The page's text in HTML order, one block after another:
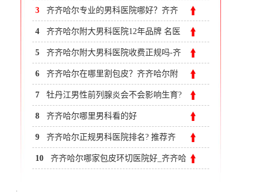
3 齐齐哈尔专业的男科医院哪好？齐齐
哈尔附大男科医院
4 齐齐哈尔附大男科医院12年品牌 名医
汇聚专注男科病诊疗
5 齐齐哈尔附大男科医院收费正规吗-齐
齐哈尔附大男科医院
6 齐齐哈尔在哪里割包皮？齐齐哈尔附
大男科医院
7 牡丹江男性前列腺炎会不会影响生育?
前列腺炎影响生育吗?
8 齐齐哈尔哪里男科看的好
9 齐齐哈尔正规男科医院排名? 推荐齐
齐哈尔附大男科医院
10 齐齐哈尔哪家包皮环切医院好_齐齐哈